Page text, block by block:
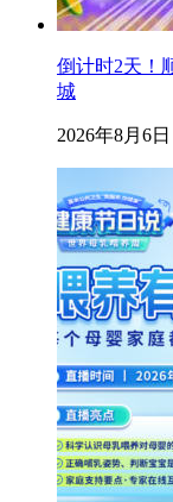
倒计时2天！
城
2026年8月6日